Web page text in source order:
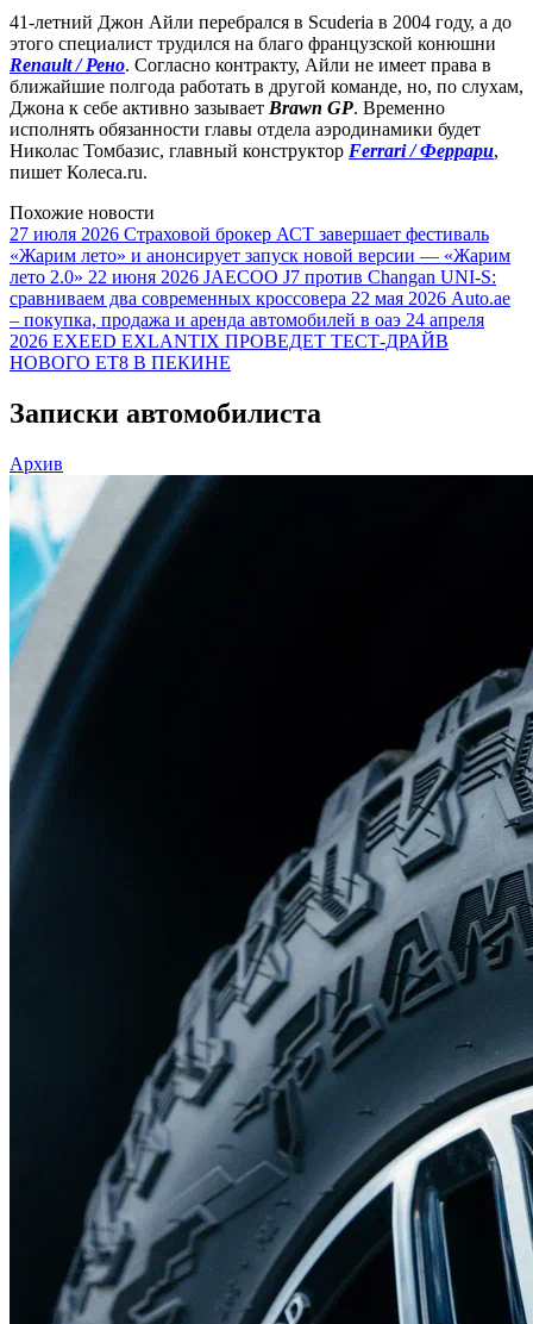
41-летний Джон Айли перебрался в Scuderia в 2004 году, а до
этого специалист трудился на благо французской конюшни
Renault / Рено. Согласно контракту, Айли не имеет права в
ближайшие полгода работать в другой команде, но, по слухам,
Джона к себе активно зазывает Brawn GP. Временно
исполнять обязанности главы отдела аэродинамики будет
Николас Томбазис, главный конструктор Ferrari / Феррари,
пишет Колеса.ru.
Похожие новости
27 июля 2026 Страховой брокер АСТ завершает фестиваль
«Жарим лето» и анонсирует запуск новой версии — «Жарим
лето 2.0» 22 июня 2026 JAECOO J7 против Changan UNI-S:
сравниваем два современных кроссовера 22 мая 2026 Auto.ae
– покупка, продажа и аренда автомобилей в оаэ 24 апреля
2026 EXEED EXLANTIX ПРОВЕДЕТ ТЕСТ-ДРАЙВ
НОВОГО ET8 В ПЕКИНЕ
Записки автомобилиста
Архив